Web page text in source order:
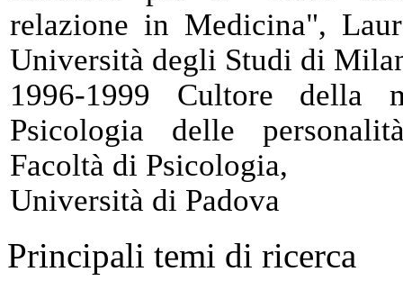
relazione in Medicina",
Università degli Studi di
1996-1999 Cultore della
Psicologia delle
Facoltà di Psicologia,
Università di Padova
Principali temi di ricerca